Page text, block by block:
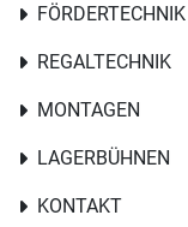
FÖRDERTECHNIK
REGALTECHNIK
MONTAGEN
LAGERBÜHNEN
KONTAKT